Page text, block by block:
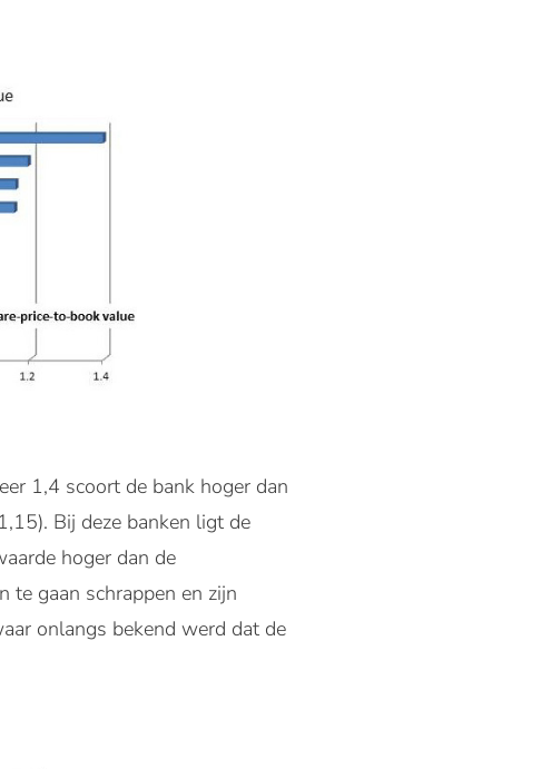
1,4 scoort de bank hoger dan
Bij deze banken ligt de
hoger dan de
te gaan schrappen en zijn
onlangs bekend werd dat de